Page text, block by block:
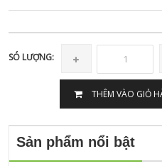
SÓ LƯỢNG:
THÊM VÀO GIỎ
Sản phẩm nổi bật